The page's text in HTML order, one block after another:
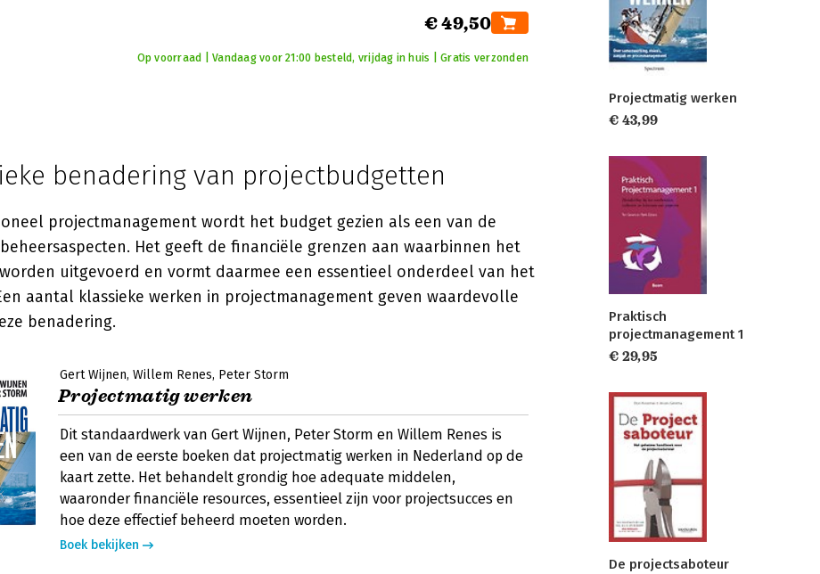
€ 49,50
Op voorraad | Vandaag voor 21:00 besteld, vrijdag in huis | Gratis verzonden
benadering van projectbudgetten
projectmanagement wordt het budget gezien als een van de
Het geeft de financiële grenzen aan waarbinnen het
uitgevoerd en vormt daarmee een essentieel onderdeel van het
aantal klassieke werken in projectmanagement geven waardevolle
benadering.
Gert Wijnen Willem Renes Peter Storm
Projectmatig werken
Dit standaardwerk van Gert Wijnen, Peter Storm en Willem Renes is
een van de eerste boeken dat projectmatig werken in Nederland op de
kaart zette. Het behandelt grondig hoe adequate middelen,
waaronder financiële resources, essentieel zijn voor projectsucces en
hoe deze effectief beheerd moeten worden.
Boek bekijken
Projectmatig werken
€ 43,99
Praktisch
projectmanagement 1
€ 29,95
De projectsaboteur